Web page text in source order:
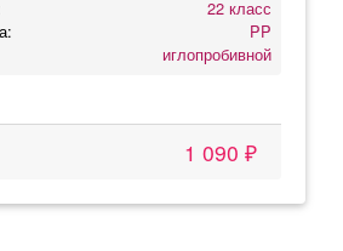
22 класс
PP
иглопробивной
1 090 ₽